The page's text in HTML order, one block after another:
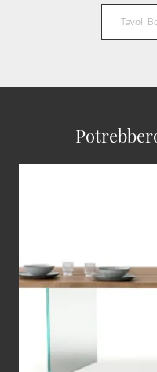
Tavoli